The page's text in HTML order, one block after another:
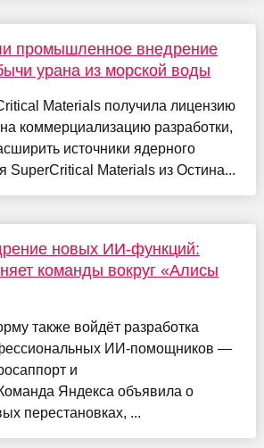
промышленное внедрение
урана из морской воды
Materials получила лицензию
коммерциализацию разработки,
источники ядерного
SuperCritical Materials из Остина...
новых ИИ-функций:
команды вокруг «Алисы
также войдёт разработка
ИИ-помощников —
и
Яндекса объявила о
перестановках, ...